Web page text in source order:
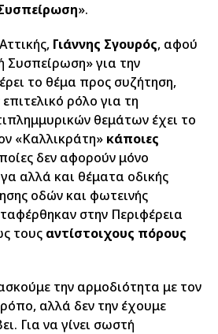
».
Γιάννης Σγουρός, αφού
Συσπείρωση» για την
το θέμα προς συζήτηση,
επιτελικό ρόλο για τη
θεμάτων έχει το
«Καλλικράτη» κάποιες
δεν αφορούν μόνο
αλλά και θέματα οδικής
οδών και φωτεινής
στην Περιφέρεια
τους αντίστοιχους πόρους
την αρμοδιότητα με τον
αλλά δεν την έχουμε
Για να γίνει σωστή